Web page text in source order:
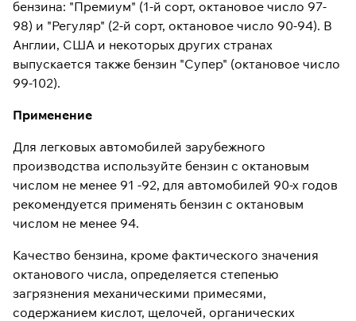
бензина: "Премиум" (1-й сорт, октановое число 97-
98) и "Регуляр" (2-й сорт, октановое число 90-94). В
Англии, США и некоторых других странах
выпускается также бензин "Супер" (октановое число
99-102).
Применение
Для легковых автомобилей зарубежного
производства используйте бензин с октановым
числом не менее 91 -92, для автомобилей 90-х годов
рекомендуется применять бензин с октановым
числом не менее 94.
Качество бензина, кроме фактического значения
октанового числа, определяется степенью
загрязнения механическими примесями,
содержанием кислот, щелочей, органических